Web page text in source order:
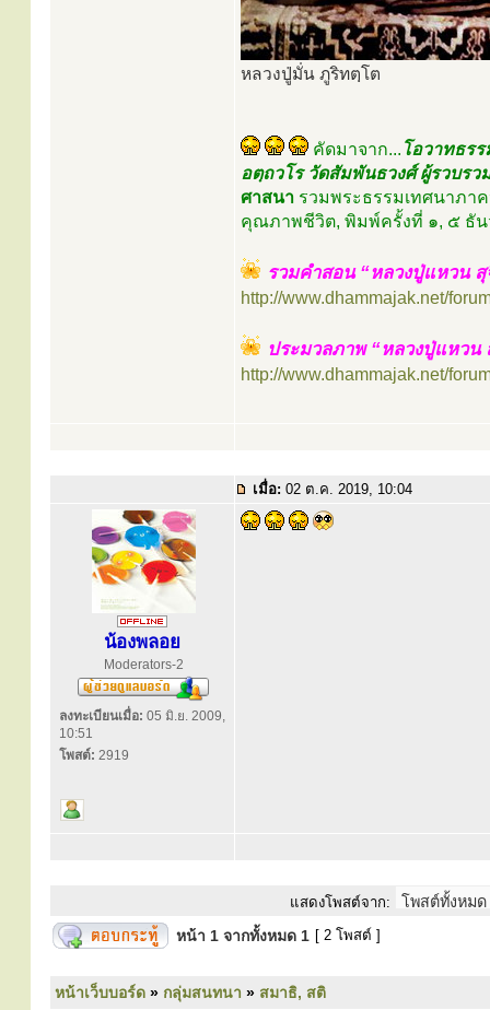
หลวงปู่มั่น ภูริทตฺโต
คัดมาจาก... โอวาทธร
อตฺถวโร วัดสัมพันธวงศ์ ผู้รวบรว
ศาสนา รวมพระธรรมเทศนาภา
คุณภาพชีวิต, พิมพ์ครั้งที่ ๑, ๕ ธัน
รวมคำสอน “หลวงปู่แหวน
http://www.dhammajak.net/
ประมวลภาพ “หลวงปู่แหว
http://www.dhammajak.net/
เมื่อ: 02 ต.ค. 2019, 10:04
น้องพลอย
Moderators-2
ลงทะเบียนเมื่อ: 05 มิ.ย. 2009,
10:51
โพสต์: 2919
แสดงโพสต์จาก:
หน้า 1 จากทั้งหมด 1 [ 2 โพสต์ ]
หน้าเว็บบอร์ด » กลุ่มสนทนา » สมาธิ, สติ